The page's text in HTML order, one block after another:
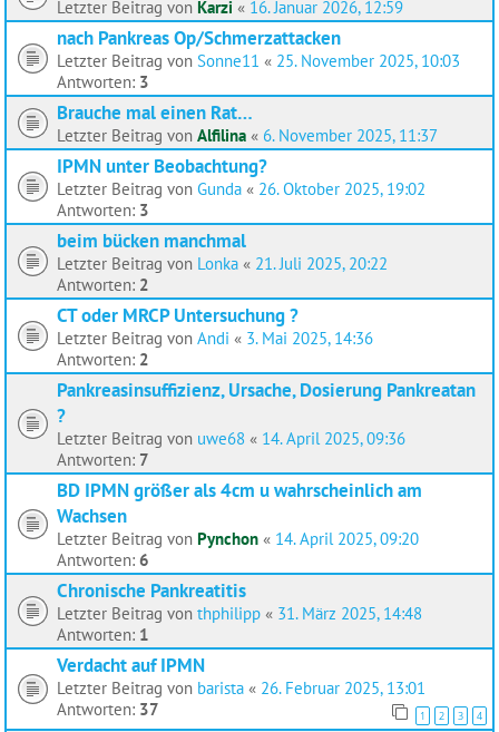
Letzter Beitrag von Karzi « 16. Januar 2026, 12:59
nach Pankreas Op/Schmerzattacken
Letzter Beitrag von Sonne11 « 25. November 2025, 10:03
Antworten: 3
Brauche mal einen Rat…
Letzter Beitrag von Alfilina « 6. November 2025, 11:37
IPMN unter Beobachtung?
Letzter Beitrag von Gunda « 26. Oktober 2025, 19:02
Antworten: 3
beim bücken manchmal
Letzter Beitrag von Lonka « 21. Juli 2025, 20:22
Antworten: 2
CT oder MRCP Untersuchung ?
Letzter Beitrag von Andi « 3. Mai 2025, 14:36
Antworten: 2
Pankreasinsuffizienz, Ursache, Dosierung Pankreatan
?
Letzter Beitrag von uwe68 « 14. April 2025, 09:36
Antworten: 7
BD IPMN größer als 4cm u wahrscheinlich am
Wachsen
Letzter Beitrag von Pynchon « 14. April 2025, 09:20
Antworten: 6
Chronische Pankreatitis
Letzter Beitrag von thphilipp « 31. März 2025, 14:48
Antworten: 1
Verdacht auf IPMN
Letzter Beitrag von barista « 26. Februar 2025, 13:01
Antworten: 37 1 2 3 4